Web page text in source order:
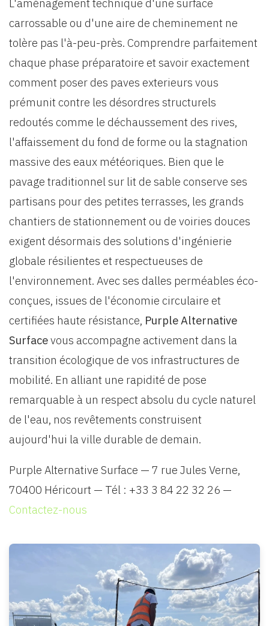
L'aménagement technique d'une surface
carrossable ou d'une aire de cheminement ne
tolère pas l'à-peu-près. Comprendre parfaitement
chaque phase préparatoire et savoir exactement
comment poser des paves exterieurs vous
prémunit contre les désordres structurels
redoutés comme le déchaussement des rives,
l'affaissement du fond de forme ou la stagnation
massive des eaux météoriques. Bien que le
pavage traditionnel sur lit de sable conserve ses
partisans pour des petites terrasses, les grands
chantiers de stationnement ou de voiries douces
exigent désormais des solutions d'ingénierie
globale résilientes et respectueuses de
l'environnement. Avec ses dalles perméables éco-
conçues, issues de l'économie circulaire et
certifiées haute résistance, Purple Alternative
Surfacevous accompagne activement dans la
transition écologique de vos infrastructures de
mobilité. En alliant une rapidité de pose
remarquable à un respect absolu du cycle naturel
de l'eau, nos revêtements construisent
aujourd'hui la ville durable de demain.
Purple Alternative Surface — 7 rue Jules Verne,
70400 Héricourt — Tél : +33 3 84 22 32 26 —
Contactez-nous